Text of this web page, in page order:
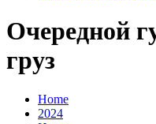
Очередной
груз
Home
2024